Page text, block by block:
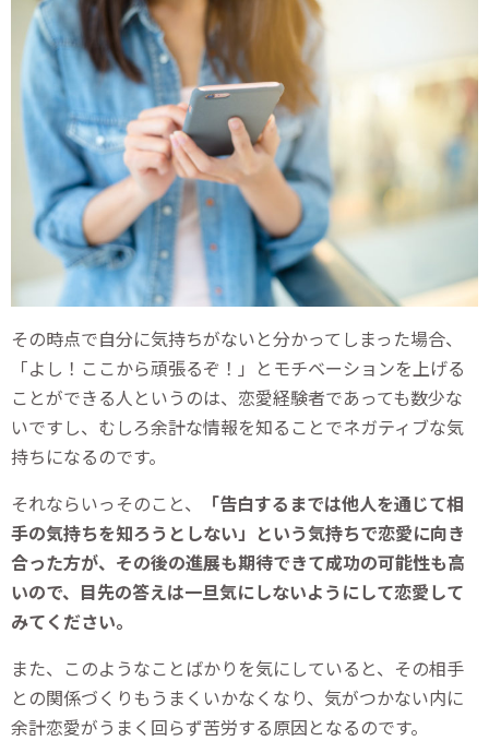
その時点で自分に気持ちがないと分かってしまった場合、
「よし！ここから頑張るぞ！」とモチベーションを上げる
ことができる人というのは、恋愛経験者であっても数少な
いですし、むしろ余計な情報を知ることでネガティブな気
持ちになるのです。
それならいっそのこと、
「告白するまでは他人を通じて相
手の気持ちを知ろうとしない」という気持ちで恋愛に向き
合った方が、その後の進展も期待できて成功の可能性も高
いので、目先の答えは一旦気にしないようにして恋愛して
みてください。
また、このようなことばかりを気にしていると、その相手
との関係づくりもうまくいかなくなり、気がつかない内に
余計恋愛がうまく回らず苦労する原因となるのです。